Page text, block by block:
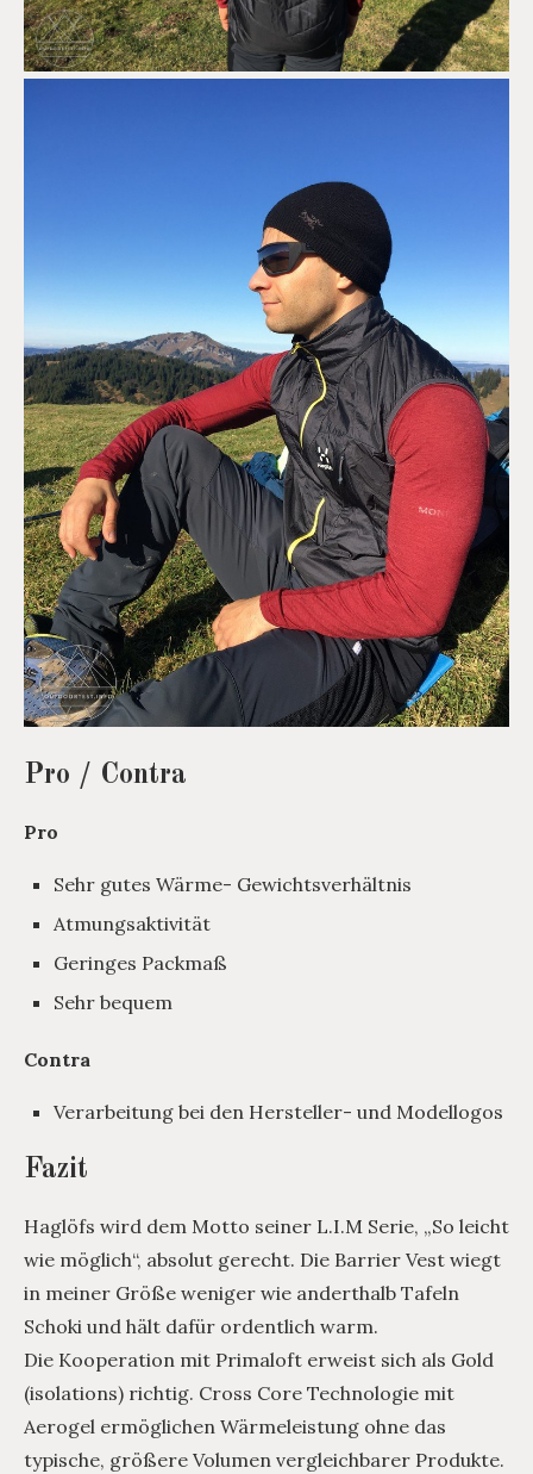
Pro / Contra
Pro
Sehr gutes Wärme- Gewichtsverhältnis
Atmungsaktivität
Geringes Packmaß
Sehr bequem
Contra
Verarbeitung bei den Hersteller- und Modellogos
Fazit
Haglöfs wird dem Motto seiner L.I.M Serie, „So leicht
wie möglich“, absolut gerecht. Die Barrier Vest wiegt
in meiner Größe weniger wie anderthalb Tafeln
Schoki und hält dafür ordentlich warm.
Die Kooperation mit Primaloft erweist sich als Gold
(isolations) richtig. Cross Core Technologie mit
Aerogel ermöglichen Wärmeleistung ohne das
typische, größere Volumen vergleichbarer Produkte.